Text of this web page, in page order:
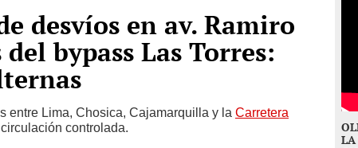
desvíos en av. Ramiro
bypass Las Torres:
entre Lima, Chosica, Cajamarquilla y la Carretera
controlada.
LA